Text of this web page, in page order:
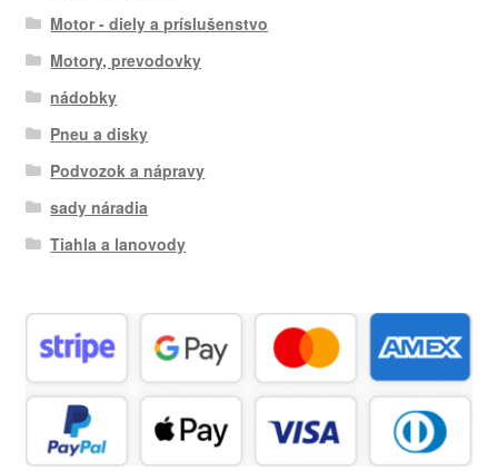
Motor - diely a príslušenstvo
Motory, prevodovky
nádobky
Pneu a disky
Podvozok a nápravy
sady náradia
Tiahla a lanovody